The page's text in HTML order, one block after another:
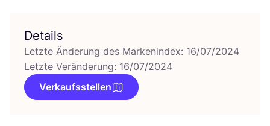
Details
Letzte Änderung des Markenindex: 16/07/2024
Letzte Veränderung: 16/07/2024
Verkaufsstellen